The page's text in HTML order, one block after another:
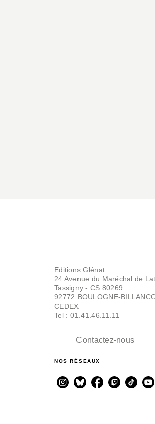
Editions Glénat
24 Avenue du Maréchal de
Tassigny - CS 80269
92772 BOULOGNE-
CEDEX
Tel : 01.41.46.11.11
Contactez-nous
NOS RÉSEAUX